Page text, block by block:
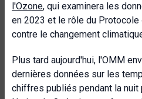
l'Ozone, qui examinera les
en 2023 et le rôle du
contre le changement
Plus tard aujourd'hui, l'OMM
dernières données sur les
chiffres publiés pendant la nuit